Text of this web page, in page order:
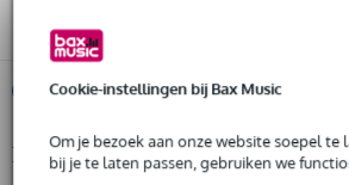
Cookie-instellingen bij Bax Music
Om je bezoek aan onze website soepel
bij je te laten passen, gebruiken we
Huur dit product
Huur dit product al vanaf 24 euro per
Productinformatie